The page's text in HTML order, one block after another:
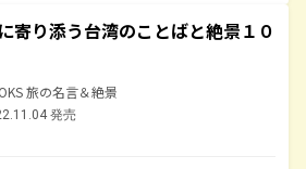
寄り添う台湾のことばと絶景１０
旅の名言＆絶景
発売